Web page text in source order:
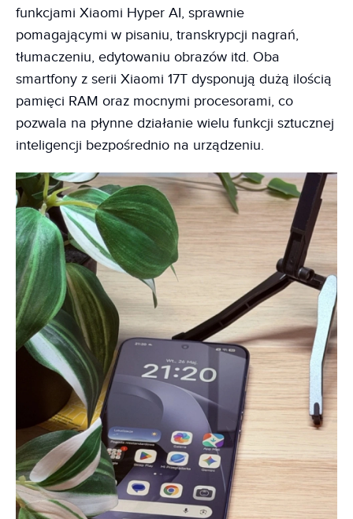
funkcjami Xiaomi Hyper AI, sprawnie
pomagającymi w pisaniu, transkrypcji nagrań,
tłumaczeniu, edytowaniu obrazów itd. Oba
smartfony z serii Xiaomi 17T dysponują dużą ilością
pamięci RAM oraz mocnymi procesorami, co
pozwala na płynne działanie wielu funkcji sztucznej
inteligencji bezpośrednio na urządzeniu.